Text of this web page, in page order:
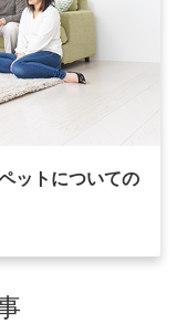
ットについての